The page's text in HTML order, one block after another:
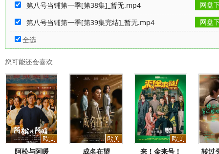
第八号当铺第一季[第38集]_暂无.mp4
网盘
第八号当铺第一季[第39集完结]_暂无.mp4
网盘
全选
您可能还会喜欢
阿松与阿暖 成名在望 来！金来号！ 转过